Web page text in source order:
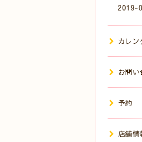
2019-
カレン
お問い
予約
店舗情